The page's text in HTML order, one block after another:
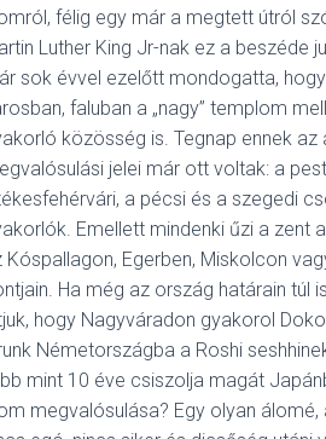
félig egy már a megtett útról
Luther King Jr-nak ez a beszéde
sok évvel ezelőtt mondogatta,
faluban a „nagy” templom
közösség is. Tegnap ennek az
jelei már ott voltak: a
a pécsi és a szegedi
Emellett mindenki űzi a zent
Kóspallagon, Egerben, Miskolcon
Ha még az ország határain túl
hogy Nagyváradon gyakorol
Németországba a Roshi
mint 10 éve csiszolja magát
megvalósulása? Egy olyan álomé,